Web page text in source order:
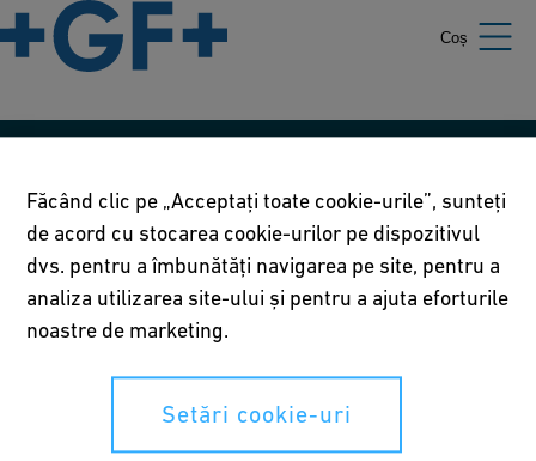
Coș
Termeni de utilizare
Declarația de confidențialitate
Setări cookie-uri
Făcând clic pe „Acceptați toate cookie-urile”, sunteți
de acord cu stocarea cookie-urilor pe dispozitivul
dvs. pentru a îmbunătăți navigarea pe site, pentru a
analiza utilizarea site-ului și pentru a ajuta eforturile
noastre de marketing.
Setări cookie-uri